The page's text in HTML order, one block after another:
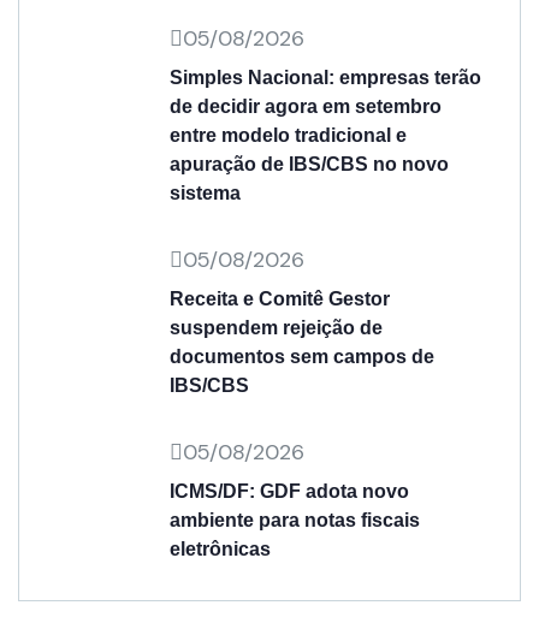
05/08/2026
Simples Nacional: empresas terão
de decidir agora em setembro
entre modelo tradicional e
apuração de IBS/CBS no novo
sistema
05/08/2026
Receita e Comitê Gestor
suspendem rejeição de
documentos sem campos de
IBS/CBS
05/08/2026
ICMS/DF: GDF adota novo
ambiente para notas fiscais
eletrônicas